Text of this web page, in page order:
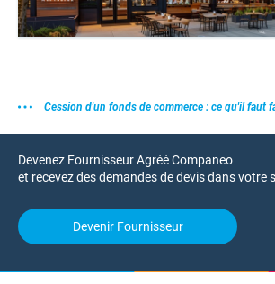
Cession d'un fonds de commerce : ce qu'il faut
Devenez Fournisseur Agréé Companeo
et recevez des demandes de devis dans votre
Devenir Fournisseur